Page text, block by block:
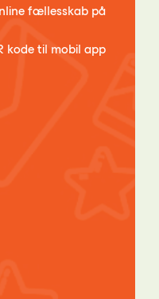
fællesskab på
kode til mobil app